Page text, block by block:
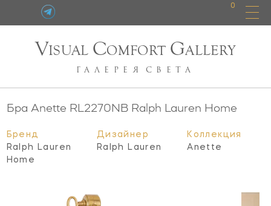
0
VISUAL COMFORT GALLERY
ГАЛЕРЕЯ СВЕТА
Бра Anette RL2270NBRalph Lauren Home
Бренд
Ralph Lauren
Home
Дизайнер
Ralph Lauren
Коллекция
Anette